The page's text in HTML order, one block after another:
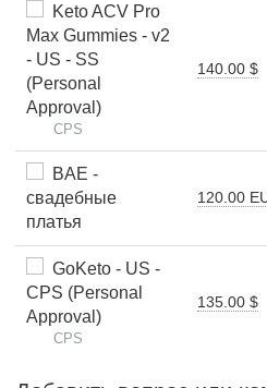
Keto ACV Pro
Max Gummies - v2
- US - SS
(Personal
Approval)
CPS
140.00 $
BAE -
свадебные
платья
120.00
GoKeto - US -
CPS (Personal
Approval)
CPS
135.00 $